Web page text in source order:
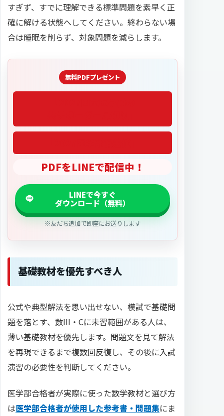
すぎず、すでに理解できる標準問題を素早く正
確に解ける状態へしてください。終わらない場
合は睡眠を削らず、対象問題を減らします。
PDFをLINEで配信中！
※友だち追加で即座にお送りします
基礎教材を優先すべき人
公式や典型解法を思い出せない、模試で基礎問
題を落とす、数III・Cに未習範囲がある人は、
薄い基礎教材を優先します。問題文を見て解法
を再現できるまで複数回反復し、その後に入試
演習の必要性を判断してください。
医学部合格者が実際に使った数学教材と選び方
は医学部合格者が使用した参考書・問題集にま